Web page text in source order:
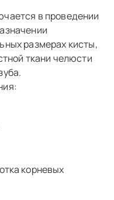
в проведении
размерах кисты,
ткани челюсти
корневых